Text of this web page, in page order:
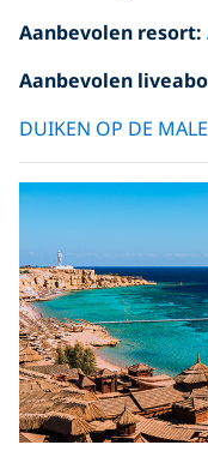
Aanbevolen resort:
Aanbevolen
DUIKEN OP DE